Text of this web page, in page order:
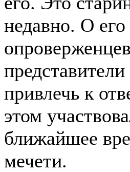
недавно. О
привлечь к
этом
ближайшее
мечети.